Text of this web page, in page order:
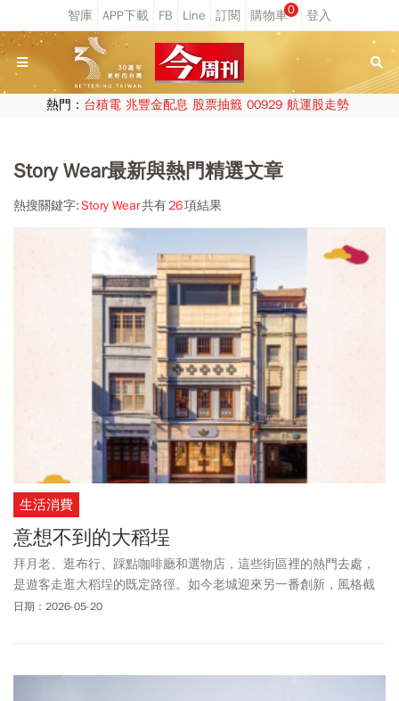
0
熱門： 台積電 兆豐金配息 股票抽籤 00929 航運股走勢
Story Wear最新與熱門精選文章
熱搜關鍵字:Story Wear共有26項結果
生活消費
意想不到的大稻埕
拜月老、逛布行、踩點咖啡廳和選物店，這些街區裡的熱門去處，
是遊客走逛大稻埕的既定路徑。如今老城迎來另一番創新，風格截
然不同的新據點轉生進駐，用迥然不同的文化語彙融入在地紋理，
日期：2026-05-20